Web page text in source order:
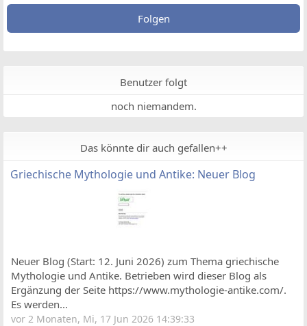
Folgen
Benutzer folgt
noch niemandem.
Das könnte dir auch gefallen++
Griechische Mythologie und Antike: Neuer Blog
Neuer Blog (Start: 12. Juni 2026) zum Thema griechische
Mythologie und Antike. Betrieben wird dieser Blog als
Ergänzung der Seite https://www.mythologie-antike.com/.
Es werden...
vor 2 Monaten, Mi, 17 Jun 2026 14:39:33